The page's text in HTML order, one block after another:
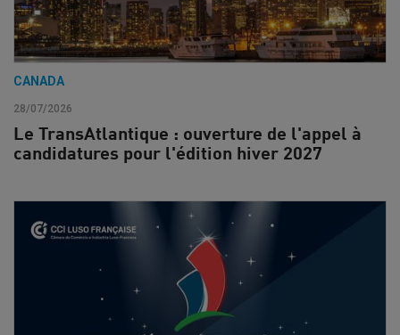
CANADA
28/07/2026
Le TransAtlantique : ouverture de l'appel à
candidatures pour l'édition hiver 2027